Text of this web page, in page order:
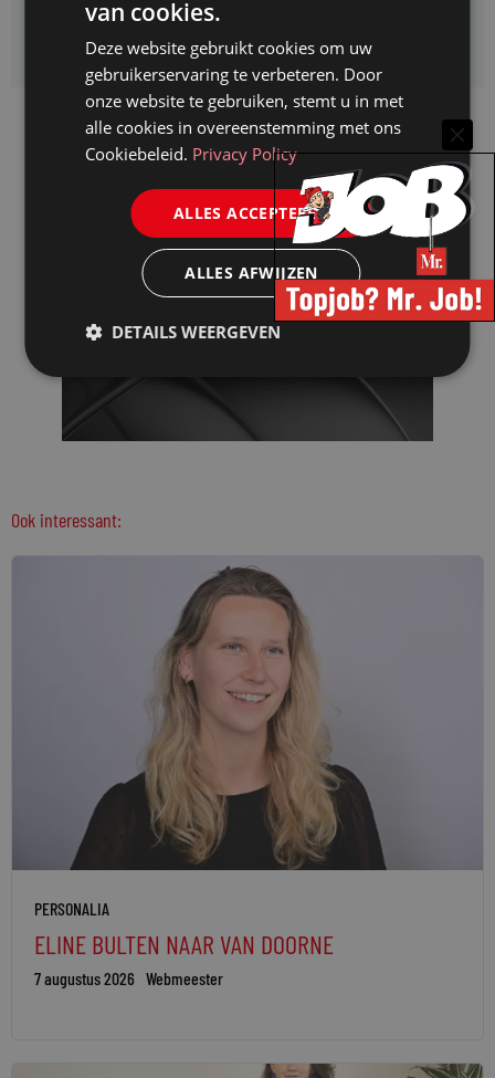
Kifid zoekt een
Jurist- secretaris
Ook interessant:
PERSONALIA
ELINE BULTEN NAAR VAN DOORNE
7 augustus 2026 Webmeester
van cookies.
Deze website gebruikt cookies om uw
gebruikerservaring te verbeteren. Door
onze website te gebruiken, stemt u in met
alle cookies in overeenstemming met ons
Cookiebeleid. Privacy Policy
ALLES ACCEPTEREN
ALLES AFWIJZEN
DETAILS WEERGEVEN